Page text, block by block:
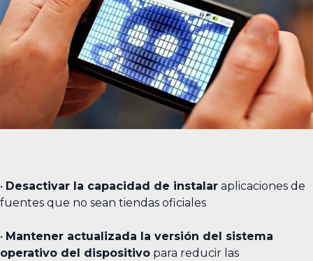
• Desactivar la capacidad de instalar aplicaciones de
fuentes que no sean tiendas oficiales
• Mantener actualizada la versión del sistema
operativo del dispositivo para reducir las